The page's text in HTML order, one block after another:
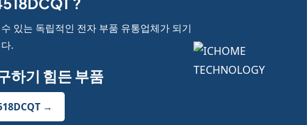
있는 독립적인 전자 부품 유통업체가 되기
.
하기 힘든 부품
→